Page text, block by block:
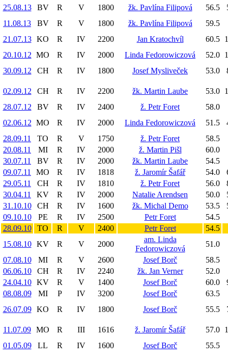
25.08.13
BV R V 1800 žk. Pavlína Filipová 56.5
11.08.13
BV R V 1800 žk. Pavlína Filipová
59.5
21.07.13
KO R IV 2200 Jan Kratochvíl 60.5
20.10.12 MO R IV 2000 Linda Fedorowiczová 52.0
30.09.12
CH R IV 1800 Josef Mysliveček 53.0
02.09.12 CH R IV 2200 žk. Martin Laube 53.0
28.07.12
BV R IV 2400 ž. Petr Foret
58.0
02.06.12 MO R IV 2000 Linda Fedorowiczová 51.5
28.09.11
TO R V 1750 ž. Petr Foret
58.5
20.08.11
MI R IV 2000 ž. Martin Pišl
60.0
30.07.11
BV R IV 2000 žk. Martin Laube
54.5
09.07.11
MO R IV 1818 ž. Jaromír Šafář 54.0
29.05.11
CH R IV 1810 ž. Petr Foret 56.0
30.04.11
KV R IV 2000 Natalie Arendsen 50.0
31.10.10
CH R IV 1600 žk. Michal Demo 53.5
09.10.10
PE R IV 2500 Petr Foret
54.5
28.09.10
TO R V 2400 Petr Foret
54.5
15.08.10
KV R V 2000
am. Linda
Fedorowiczová
51.0
07.08.10
MI R V 2600 Josef Borč
58.5
06.06.10
CH R IV 2240 žk. Jan Verner
52.0
24.04.10
KV R V 1400 Josef Borč 60.0
08.08.09
MI P IV 3200 Josef Borč 63.5
26.07.09
KO R IV 1800 Josef Borč 55.5
11.07.09 MO R III 1616 ž. Jaromír Šafář 57.0
01.05.09
LL R IV 1600 Josef Borč 55.5